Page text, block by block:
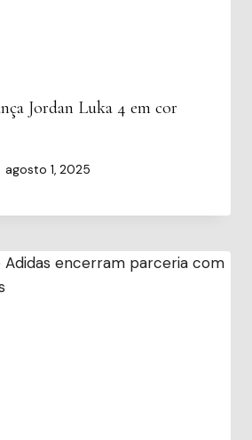
Jordan Luka 4 em cor
agosto 1, 2025